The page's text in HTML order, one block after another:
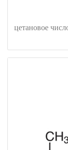
цетановое